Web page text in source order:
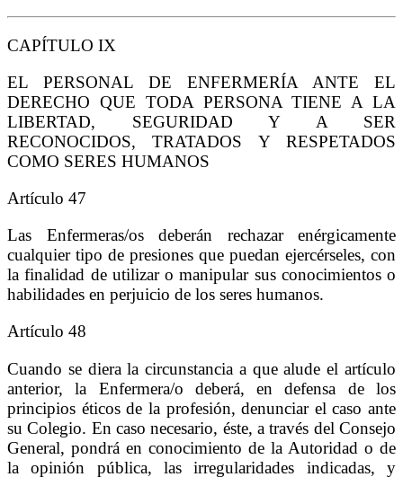
CAPÍTULO IX
EL PERSONAL DE ENFERMERÍA ANTE EL
DERECHO QUE TODA PERSONA TIENE A LA
LIBERTAD, SEGURIDAD Y A SER
RECONOCIDOS, TRATADOS Y RESPETADOS
COMO SERES HUMANOS
Artículo 47
Las Enfermeras/os deberán rechazar enérgicamente
cualquier tipo de presiones que puedan ejercérseles, con
la finalidad de utilizar o manipular sus conocimientos o
habilidades en perjuicio de los seres humanos.
Artículo 48
Cuando se diera la circunstancia a que alude el artículo
anterior, la Enfermera/o deberá, en defensa de los
principios éticos de la profesión, denunciar el caso ante
su Colegio. En caso necesario, éste, a través del Consejo
General, pondrá en conocimiento de la Autoridad o de
la opinión pública, las irregularidades indicadas, y